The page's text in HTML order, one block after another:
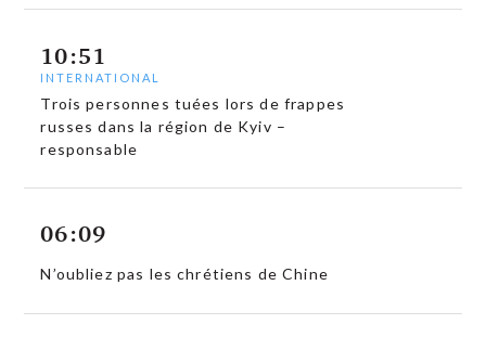
10:51
INTERNATIONAL
Trois personnes tuées lors de frappes
russes dans la région de Kyiv –
responsable
06:09
N’oubliez pas les chrétiens de Chine